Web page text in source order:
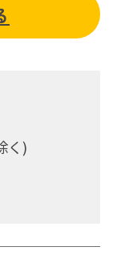
く)